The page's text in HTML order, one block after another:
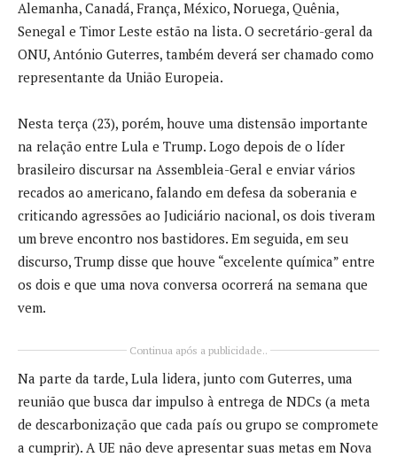
Alemanha, Canadá, França, México, Noruega, Quênia,
Senegal e Timor Leste estão na lista. O secretário-geral da
ONU, António Guterres, também deverá ser chamado como
representante da União Europeia.
Nesta terça (23), porém, houve uma distensão importante
na relação entre Lula e Trump. Logo depois de o líder
brasileiro discursar na Assembleia-Geral e enviar vários
recados ao americano, falando em defesa da soberania e
criticando agressões ao Judiciário nacional, os dois tiveram
um breve encontro nos bastidores. Em seguida, em seu
discurso, Trump disse que houve “excelente química” entre
os dois e que uma nova conversa ocorrerá na semana que
vem.
Continua após a publicidade..
Na parte da tarde, Lula lidera, junto com Guterres, uma
reunião que busca dar impulso à entrega de NDCs (a meta
de descarbonização que cada país ou grupo se compromete
a cumprir). A UE não deve apresentar suas metas em Nova